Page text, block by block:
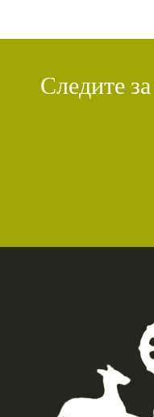
Следите